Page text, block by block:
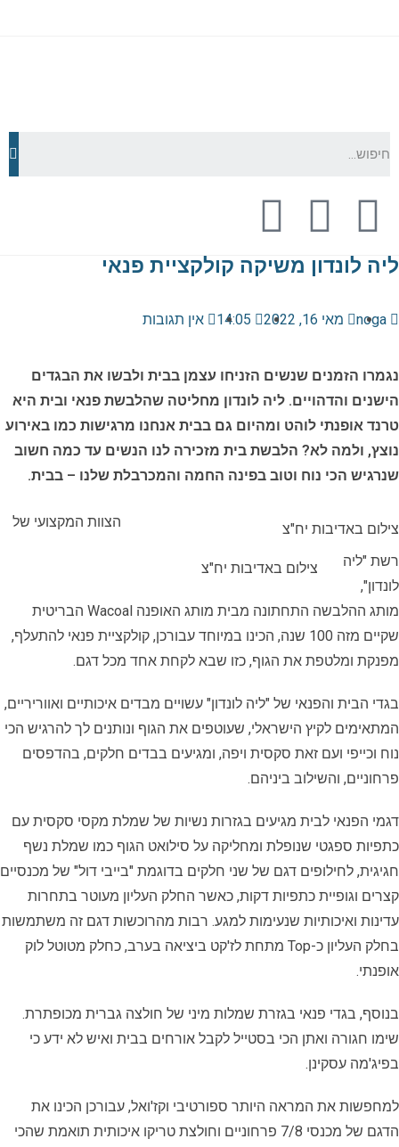
ליה לונדון משיקה קולקציית פנאי
noga מאי 16, 2022 14:05 אין תגובות
נגמרו הזמנים שנשים הזניחו עצמן בבית ולבשו את הבגדים
הישנים והדהויים. ליה לונדון מחליטה שהלבשת פנאי ובית היא
טרנד אופנתי לוהט ומהיום גם בבית אנחנו מרגישות כמו באירוע
נוצץ, ולמה לא? הלבשת בית מזכירה לנו הנשים עד כמה חשוב
שנרגיש הכי נוח וטוב בפינה החמה והמכרבלת שלנו – בבית.
צילום באדיבות יח"צ
צילום באדיבות יח"צ
הצוות המקצועי של
רשת "ליה
לונדון",
מותג ההלבשה התחתונה מבית מותג האופנה Wacoal הבריטית
שקיים מזה 100 שנה, הכינו במיוחד עבורכן, קולקציית פנאי להתעלף,
מפנקת ומלטפת את הגוף, כזו שבא לקחת אחד מכל דגם.
בגדי הבית והפנאי של "ליה לונדון" עשויים מבדים איכותיים ואווריריים,
המתאימים לקיץ הישראלי, שעוטפים את הגוף ונותנים לך להרגיש הכי
נוח וכייפי ועם זאת סקסית ויפה, ומגיעים בבדים חלקים, בהדפסים
פרחוניים, והשילוב ביניהם.
דגמי הפנאי לבית מגיעים בגזרות נשיות של שמלת מקסי סקסית עם
כתפיות ספגטי שנופלת ומחליקה על סילואט הגוף כמו שמלת נשף
חגיגית, לחילופים דגם של שני חלקים בדוגמת "בייבי דול" של מכנסיים
קצרים וגופיית כתפיות דקות, כאשר החלק העליון מעוטר בתחרות
עדינות ואיכותיות שנעימות למגע. רבות מהרוכשות דגם זה משתמשות
בחלק העליון כ-Top מתחת לז'קט ביציאה בערב, כחלק מטוטל לוק
אופנתי.
בנוסף, בגדי פנאי בגזרת שמלות מיני של חולצה גברית מכופתרת.
שימו חגורה ואתן הכי בסטייל לקבל אורחים בבית ואיש לא ידע כי
בפיג'מה עסקינן.
למחפשות את המראה היותר ספורטיבי וקז'ואל, עבורכן הכינו את
הדגם של מכנסי 7/8 פרחוניים וחולצת טריקו איכותית תואמת שהכי